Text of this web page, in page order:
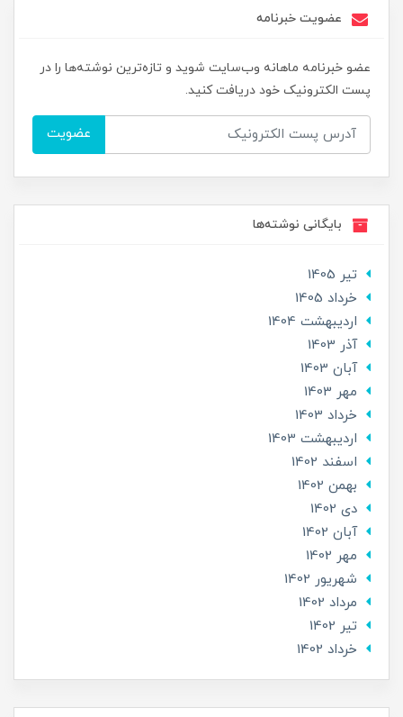
عضویت خبرنامه
عضو خبرنامه ماهانه وب‌سایت شوید و تازه‌ترین نوشته‌ها را در
پست الکترونیک خود دریافت کنید.
عضویت
بایگانی نوشته‌ها
تير 1405
خرداد 1405
ارديبهشت 1404
آذر 1403
آبان 1403
مهر 1403
خرداد 1403
ارديبهشت 1403
اسفند 1402
بهمن 1402
دی 1402
آبان 1402
مهر 1402
شهریور 1402
مرداد 1402
تير 1402
خرداد 1402